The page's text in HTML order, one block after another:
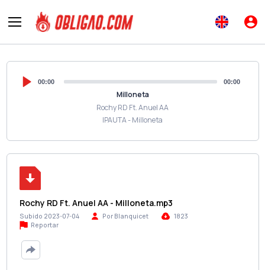
00:00 00:00
Milloneta
Rochy RD Ft. Anuel AA
IPAUTA - Milloneta
Rochy RD Ft. Anuel AA - Milloneta.mp3
Subido 2023-07-04 Por Blanquicet
1823
Reportar